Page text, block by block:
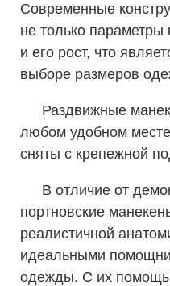
Современные
не только параметры
и его рост, что
выборе размеров
Раздвижные
любом удобном
сняты с крепежной
В отличие от
портновские
реалистичной
идеальными
одежды. С их